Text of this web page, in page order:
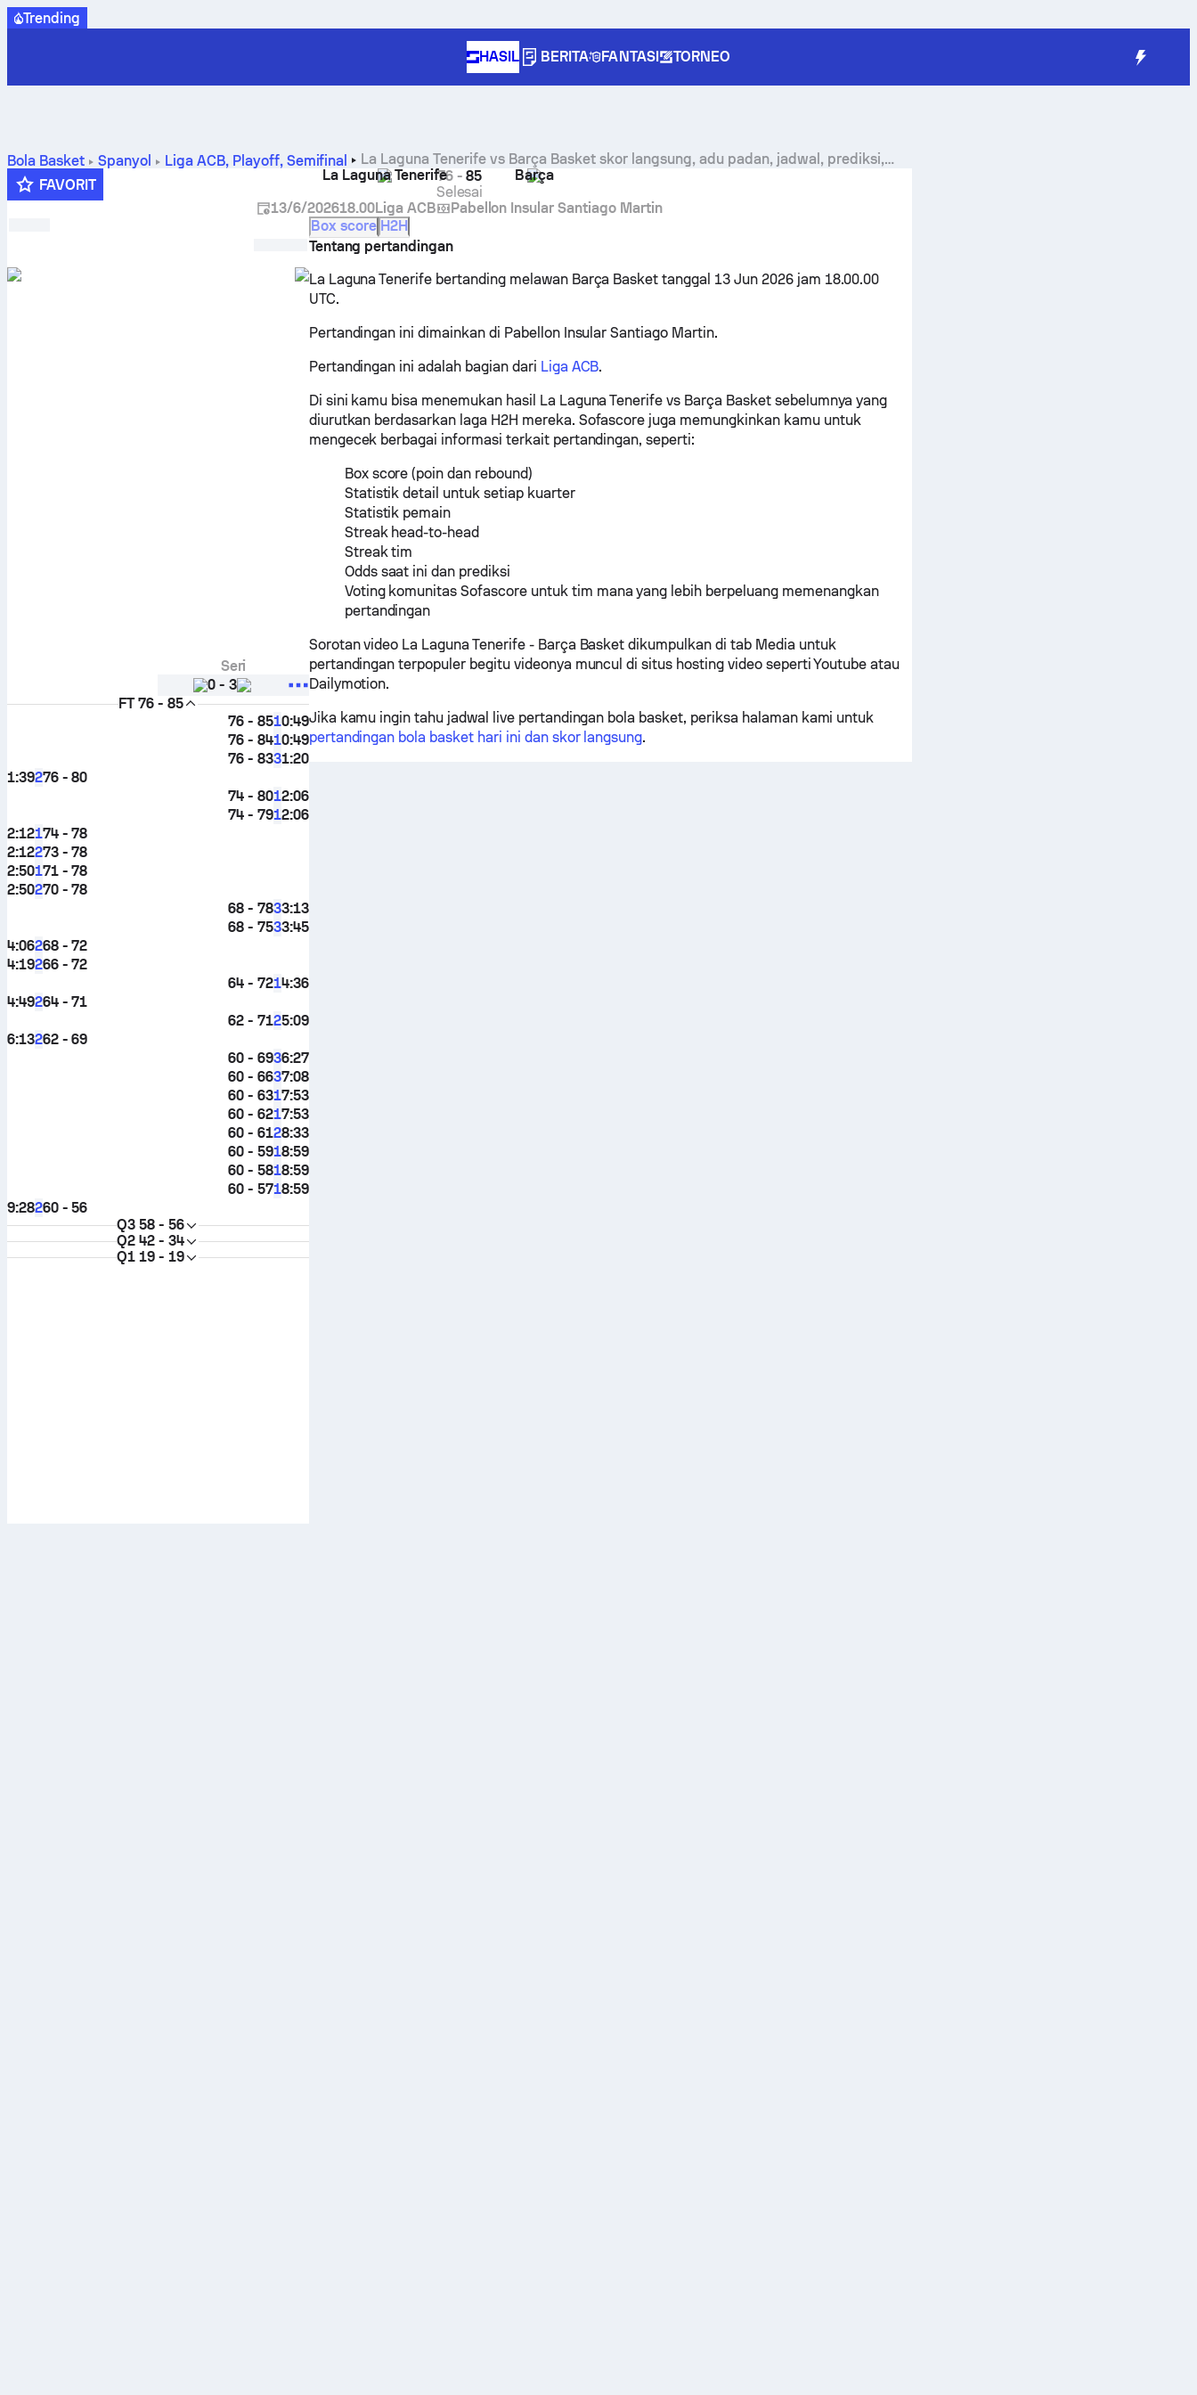
Trending
HASIL BERITA FANTASI TORNEO
Bola Basket Spanyol Liga ACB, Playoff, Semifinal
La Laguna Tenerife vs Barça Basket skor langsung, adu padan, jadwal, prediksi,
dan statistik
FAVORIT
La Laguna Tenerife76-85
Selesai
Barça
13/6/202618.00Liga ACB Pabellon Insular Santiago Martin
Seri
0 - 3
FT 76 - 85
0:49
1
76 - 85
0:49
1
76 - 84
1:20
3
76 - 83
1:39276 - 80
2:06
1
74 - 80
2:06
1
74 - 79
2:12174 - 78
2:12273 - 78
2:50171 - 78
2:50270 - 78
3:13
3
68 - 78
3:45
3
68 - 75
4:06268 - 72
4:19266 - 72
4:36
1
64 - 72
4:49264 - 71
5:09
2
62 - 71
6:13262 - 69
6:27
3
60 - 69
7:08
3
60 - 66
7:53
1
60 - 63
7:53
1
60 - 62
8:33
2
60 - 61
8:59
1
60 - 59
8:59
1
60 - 58
8:59
1
60 - 57
9:28260 - 56
Q3 58 - 56
Q2 42 - 34
Q1 19 - 19
Box score H2H
Tentang pertandingan
La Laguna Tenerife bertanding melawan Barça Basket tanggal 13 Jun 2026 jam 18.00.00
UTC.
Pertandingan ini dimainkan di Pabellon Insular Santiago Martin.
Pertandingan ini adalah bagian dari Liga ACB.
Di sini kamu bisa menemukan hasil La Laguna Tenerife vs Barça Basket sebelumnya yang
diurutkan berdasarkan laga H2H mereka. Sofascore juga memungkinkan kamu untuk
mengecek berbagai informasi terkait pertandingan, seperti:
Box score (poin dan rebound)
Statistik detail untuk setiap kuarter
Statistik pemain
Streak head-to-head
Streak tim
Odds saat ini dan prediksi
Voting komunitas Sofascore untuk tim mana yang lebih berpeluang memenangkan
pertandingan
Sorotan video La Laguna Tenerife - Barça Basket dikumpulkan di tab Media untuk
pertandingan terpopuler begitu videonya muncul di situs hosting video seperti Youtube atau
Dailymotion.
Jika kamu ingin tahu jadwal live pertandingan bola basket, periksa halaman kami untuk
pertandingan bola basket hari ini dan skor langsung.